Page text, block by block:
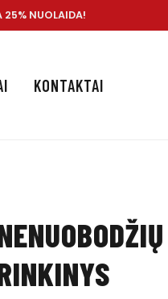
25% NUOLAIDA!
KONTAKTAI